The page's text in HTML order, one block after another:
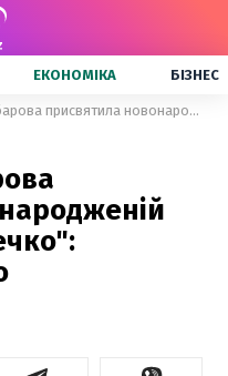
ЕКОНОМІКА БІЗНЕС
Світлана Тарабарова присвятила новонародженій дочці пісню "Сонечко": зворушливе відео